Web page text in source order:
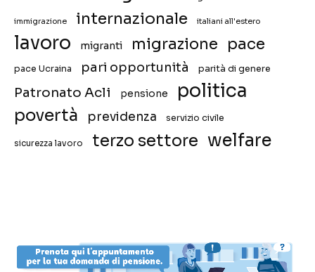
immigrazione internazionale italiani all'estero
lavoro migranti migrazione pace
pace Ucraina pari opportunità parità di genere
Patronato Acli pensione politica
povertà previdenza servizio civile
sicurezza lavoro terzo settore welfare